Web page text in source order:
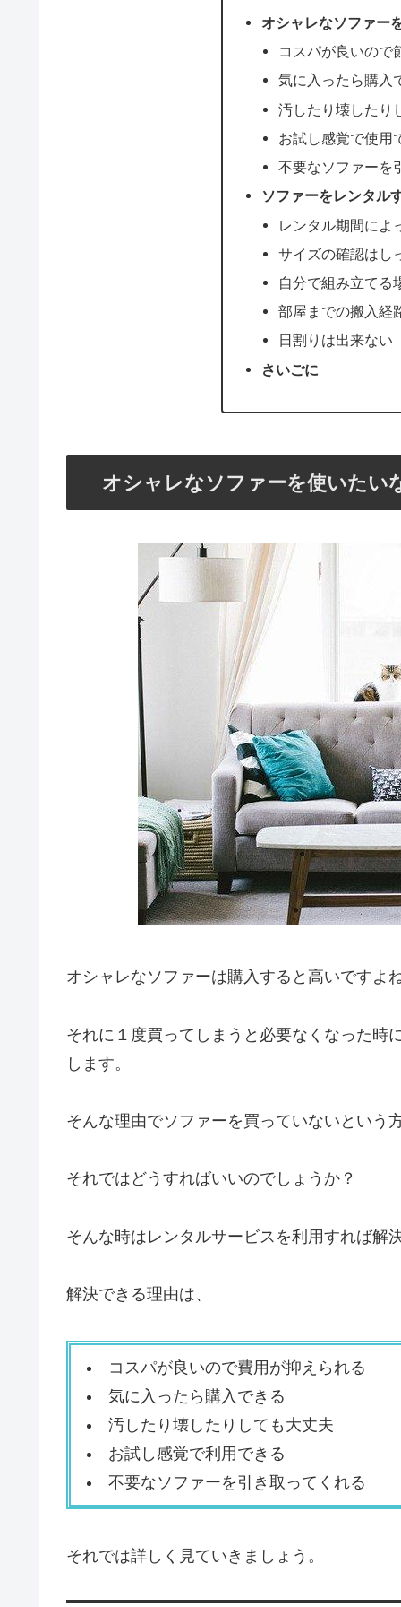
オシャレなソファー
コスパが良いので
気に入ったら購入
汚したり壊したり
お試し感覚で使用
不要なソファーを
ソファーをレンタル
レンタル期間によ
サイズの確認はし
自分で組み立てる
部屋までの搬入経
日割りは出来ない
さいごに
オシャレなソファーを使いたい
オシャレなソファーは購入すると高いですよ
それに１度買ってしまうと必要なくなった時
します。
そんな理由でソファーを買っていないという
それではどうすればいいのでしょうか？
そんな時はレンタルサービスを利用すれば解
解決できる理由は、
コスパが良いので費用が抑えられる
気に入ったら購入できる
汚したり壊したりしても大丈夫
お試し感覚で利用できる
不要なソファーを引き取ってくれる
それでは詳しく見ていきましょう。